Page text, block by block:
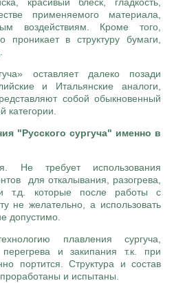
красивый блеск, гладкость,
применяемого материала,
воздействиям. Кроме того,
проникает в структуру бумаги,
оставляет далеко позади
и Итальянские аналоги,
собой обыкновенный
категории.
"Русского сургуча" именно в
Не требует использования
для откалывания, разогрева,
т.д. которые после работы с
не желательно, а использовать
допустимо.
плавления сургуча,
и закипания т.к. при
портится. Структура и состав
проработаны и испытаны.